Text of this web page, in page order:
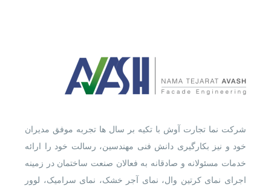
شرکت نما تجارت آوش با تکیه بر سال ها تجربه موفق مدیران
خود و نیز بکارگیری دانش فنی مهندسین، رسالت خود را ارائه
خدمات مسئولانه و صادقانه به فعالان صنعت ساختمان در زمینه
اجرای نمای کرتین وال، نمای آجر خشک، نمای سرامیک، لوور